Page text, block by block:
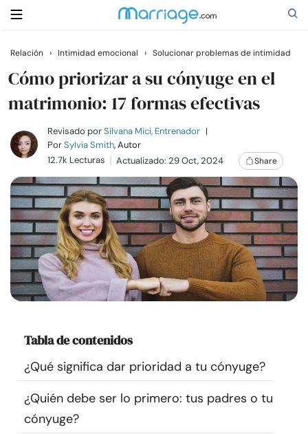
Buscar
Casarse
Relaciones
Familia
Ayuda
Cursos
Comunidad
Encuentra un terapeuta
Relación › Intimidad emocional › Solucionar problemas de intimidad
Cómo priorizar a su cónyuge en el
matrimonio: 17 formas efectivas
Revisado porSilvana Mici, Entrenador |
PorSylvia Smith, Autor
12.7k Lecturas
Actualizado: 29 Oct, 2024 Share
Tabla de contenidos
¿Qué significa dar prioridad a tu cónyuge?
¿Quién debe ser lo primero: tus padres o tu
cónyuge?